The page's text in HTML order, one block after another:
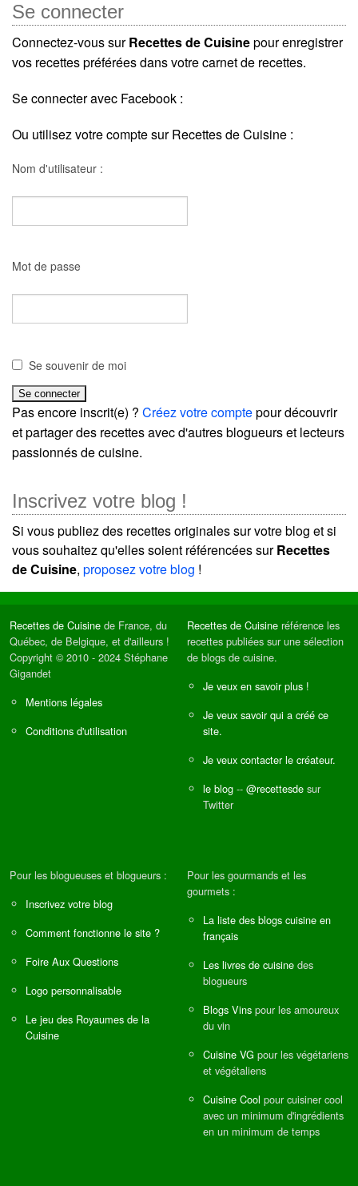
Se connecter
Connectez-vous surRecettes de Cuisinepour enregistrer
vos recettes préférées dans votre carnet de recettes.
Se connecter avec Facebook :
Ou utilisez votre compte sur Recettes de Cuisine :
Nom d'utilisateur :
Mot de passe
Se souvenir de moi
Pas encore inscrit(e) ? Créez votre comptepour découvrir
et partager des recettes avec d'autres blogueurs et lecteurs
passionnés de cuisine.
Inscrivez votre blog !
Si vous publiez des recettes originales sur votre blog et si
vous souhaitez qu'elles soient référencées surRecettes
de Cuisine, proposez votre blog !
Recettes de Cuisine de France, du
Québec, de Belgique, et d'ailleurs !
Copyright © 2010 - 2024 Stéphane
Gigandet
Mentions légales
Conditions d'utilisation
Recettes de Cuisine référence les
recettes publiées sur une sélection
de blogs de cuisine.
Je veux en savoir plus !
Je veux savoir qui a créé ce
site.
Je veux contacter le créateur.
le blog -- @recettesde sur
Twitter
Pour les blogueuses et blogueurs :
Inscrivez votre blog
Comment fonctionne le site ?
Foire Aux Questions
Logo personnalisable
Le jeu des Royaumes de la
Cuisine
Pour les gourmands et les
gourmets :
La liste des blogs cuisine en
français
Les livres de cuisine des
blogueurs
Blogs Vins pour les amoureux
du vin
Cuisine VG pour les végétariens
et végétaliens
Cuisine Cool pour cuisiner cool
avec un minimum d'ingrédients
en un minimum de temps